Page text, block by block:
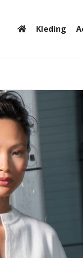
Kleding